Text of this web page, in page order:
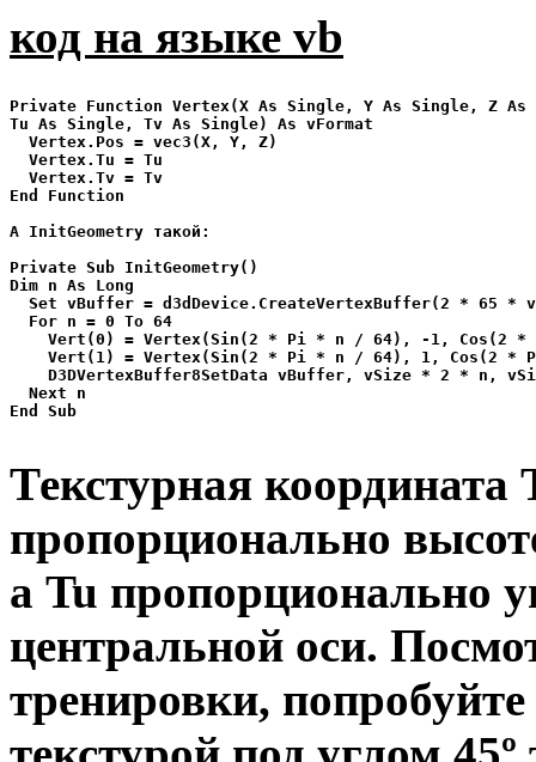
код на языке vb
Private Function Vertex(X As Single, Y As Single, Z
Tu As Single, Tv As Single) As vFormat
Vertex.Pos = vec3(X, Y, Z)
Vertex.Tu = Tu
Vertex.Tv = Tv
End Function
А InitGeometry такой:
Private Sub InitGeometry()
Dim n As Long
Set vBuffer = d3dDevice.CreateVertexBuffer(2 * 65 *
For n = 0 To 64
Vert(0) = Vertex(Sin(2 * Pi * n / 64), -1, Cos(2
Vert(1) = Vertex(Sin(2 * Pi * n / 64), 1, Cos(2 *
D3DVertexBuffer8SetData vBuffer, vSize * 2 * n,
Next n
End Sub
Текстурная координата
пропорционально
а Tu пропорционально
центральной оси.
тренировки,